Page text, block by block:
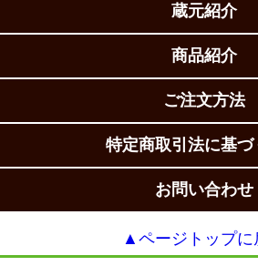
蔵元紹介
商品紹介
ご注文方法
特定商取引法に基づ
お問い合わせ
▲ページトップに